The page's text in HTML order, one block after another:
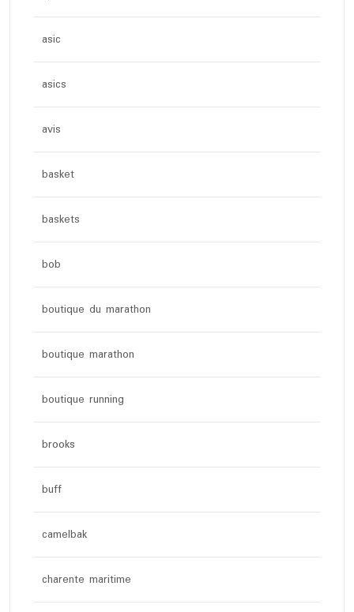
asic
asics
avis
basket
baskets
bob
boutique du marathon
boutique marathon
boutique running
brooks
buff
camelbak
charente maritime